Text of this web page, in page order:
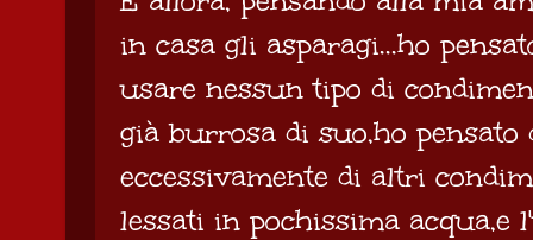
in casa gli asparagi...ho
usare nessun tipo di
già burrosa di suo,ho
eccessivamente di altri
lessati in pochissima acqua,e